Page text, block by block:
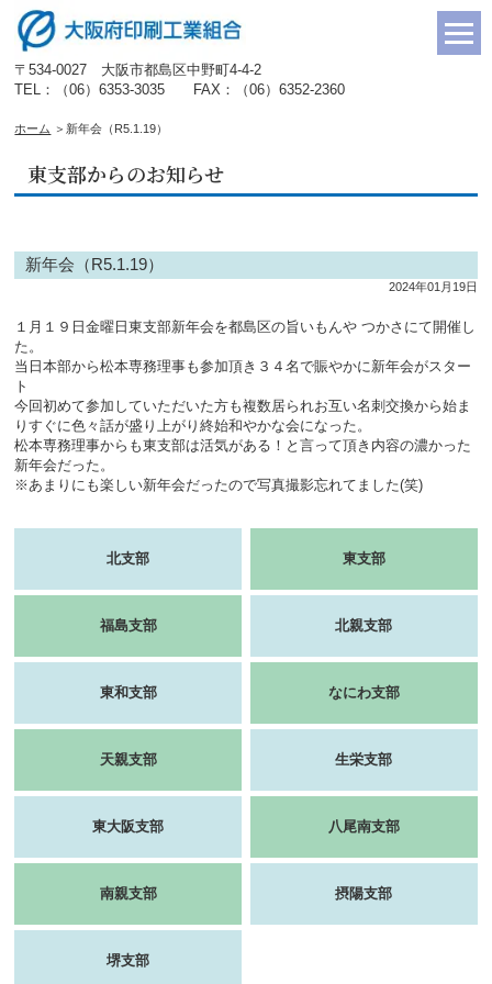
〒534-0027 大阪市都島区中野町4-4-2
TEL：（06）6353-3035 FAX：（06）6352-2360
ホーム ＞ 新年会（R5.1.19）
東支部からのお知らせ
北支部 東支部
福島支部 北親支部
東和支部 なにわ支部
天親支部 生栄支部
東大阪支部 八尾南支部
南親支部 摂陽支部
堺支部
新年会（R5.1.19）
2024年01月19日
１月１９日金曜日東支部新年会を都島区の旨いもんや つかさにて開催し
た。
当日本部から松本専務理事も参加頂き３４名で賑やかに新年会がスター
ト
今回初めて参加していただいた方も複数居られお互い名刺交換から始ま
りすぐに色々話が盛り上がり終始和やかな会になった。
松本専務理事からも東支部は活気がある！と言って頂き内容の濃かった
新年会だった。
※あまりにも楽しい新年会だったので写真撮影忘れてました(笑)